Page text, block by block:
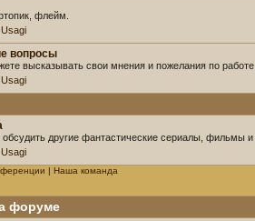
флейм.
Usagi
вопросы
высказывать свои мнения и пожелания по
Usagi
другие фантастические сериалы, фильмы и
Usagi
| Наша команда
форуме